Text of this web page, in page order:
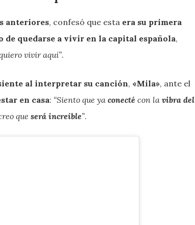
anteriores, confesó que esta era su primera
de quedarse a vivir en la capital española,
vivir aquí”.
al interpretar su canción, «Mila», ante el
en casa: “Siento que ya conecté con la vibra del
que será increíble”.